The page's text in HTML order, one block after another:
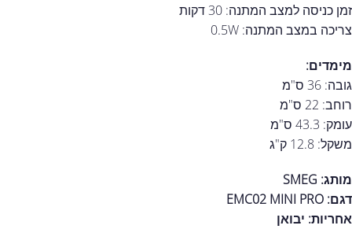
זמן כניסה למצב המתנה: 30 דקות
צריכה במצב המתנה: 0.5W
מימדים:
גובה: 36 ס"מ
רוחב: 22 ס"מ
עומק: 43.3 ס"מ
משקל: 12.8 ק"ג
מותג: SMEG
דגם: EMC02 MINI PRO
אחריות: יבואן